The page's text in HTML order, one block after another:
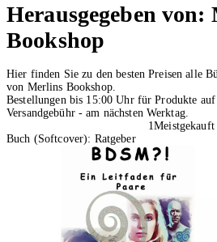
Herausgegeben von:
Bookshop
Hier finden Sie zu den besten Preisen alle
von Merlins Bookshop.
Bestellungen bis 15:00 Uhr für Produkte
Versandgebühr - am nächsten Werktag.
1Meistgekauft
Buch (Softcover): Ratgeber